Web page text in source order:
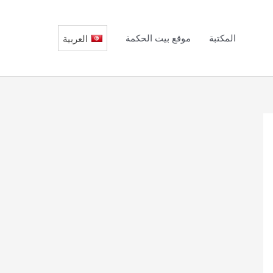
المكتبة موقع بيت الحكمة العربية